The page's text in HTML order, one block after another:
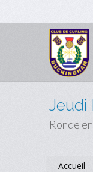
Jeudi
Ronde
Accueil